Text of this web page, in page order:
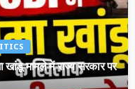
मामले में राज्य सरकार पर